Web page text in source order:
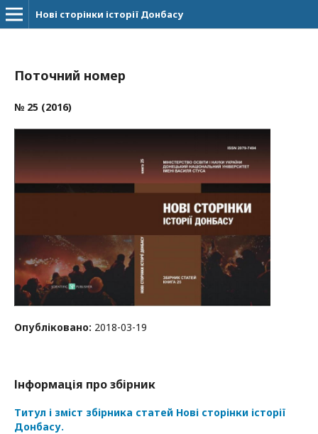
Нові сторінки історії Донбасу
Поточний номер
№ 25 (2016)
Опубліковано: 2018-03-19
Інформація про збірник
Титул і зміст збірника статей Нові сторінки історії
Донбасу.